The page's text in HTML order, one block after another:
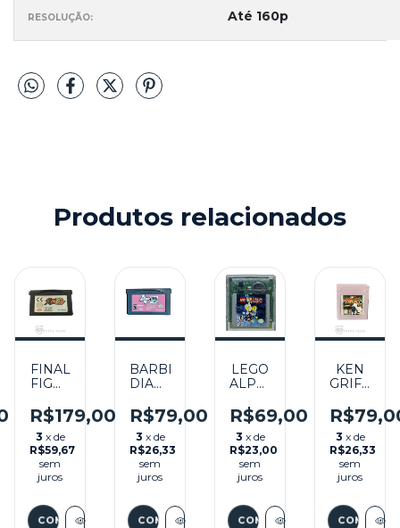
RESOLUÇÃO: Até 160p
Produtos relacionados
FINAL
FIGHT
SEMINOVO
- GBA
R$179,00
3 x de
R$59,67
sem
juros
BARBIE
DIARIES:
SCHOOL
MYSTERY
SEMINOVO
- GBA
R$79,00
3 x de
R$26,33
sem
juros
LEGO
ALPHA
SEMINOVO
- GBC
R$69,00
3 x de
R$23,00
sem
juros
KEN
GRIFFEY
PRESENTS
MAJOR
LEAGUE
BASEBALL
- GB
3 x de
R$26,33
sem
juros